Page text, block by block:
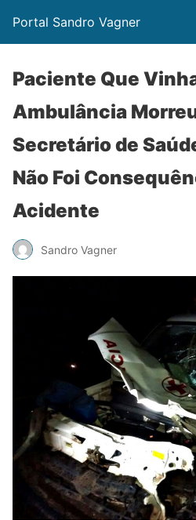
Portal Sandro Vagner
Paciente Que
Ambulância
Secretário de
Não Foi
Acidente
Sandro Vagner